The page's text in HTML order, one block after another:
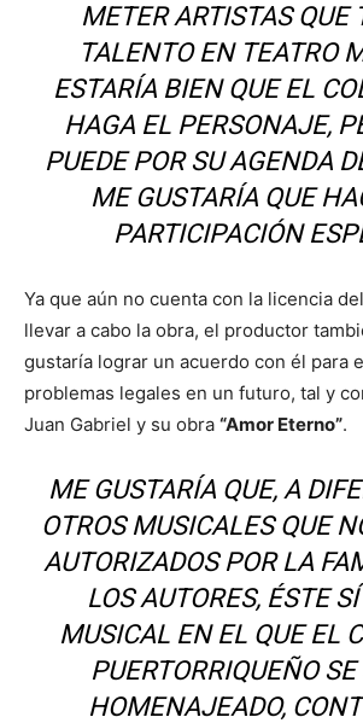
METER ARTISTAS QUE
TALENTO EN TEATRO
ESTARÍA BIEN QUE EL
HAGA EL PERSONAJE,
PUEDE POR SU AGENDA
ME GUSTARÍA QUE
PARTICIPACIÓN
Ya que aún no cuenta con la licencia
llevar a cabo la obra, el productor
gustaría lograr un acuerdo con él para
problemas legales en un futuro, tal y
Juan Gabriel y su obra “Amor Eterno”.
ME GUSTARÍA QUE, A
OTROS MUSICALES QUE
AUTORIZADOS POR LA
LOS AUTORES, ÉSTE
MUSICAL EN EL QUE EL
PUERTORRIQUEÑO
HOMENAJEADO,